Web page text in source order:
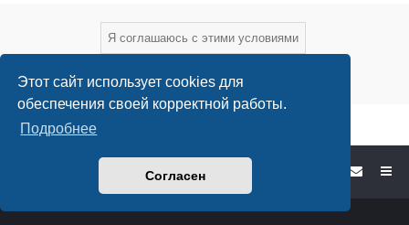
Этот сайт использует cookies для
обеспечения своей корректной работы.
Подробнее
Согласен
Форум садоводов - список форумов